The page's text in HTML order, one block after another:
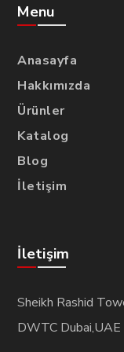
Menu
Anasayfa
Hakkımızda
Ürünler
Katalog
Blog
İletişim
İletişim
Sheikh Rashid
DWTC Dubai,UAE